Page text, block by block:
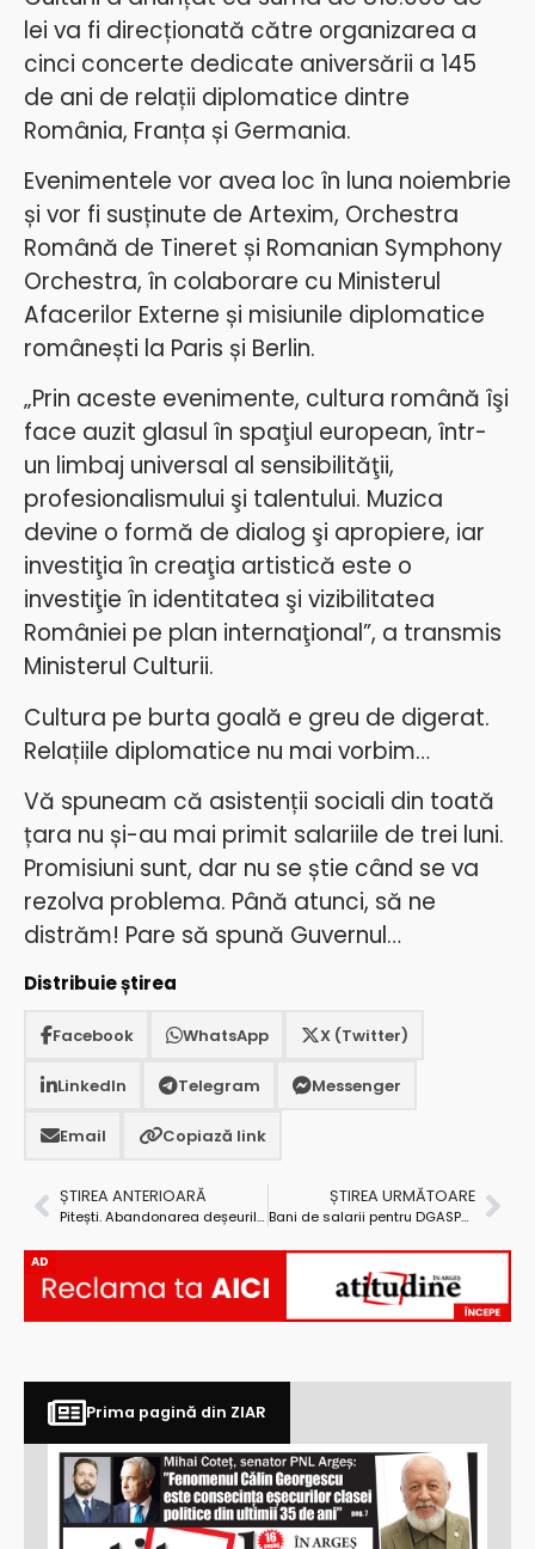
lei va fi direcționată către organizarea a
cinci concerte dedicate aniversării a 145
de ani de relații diplomatice dintre
România, Franța și Germania.
Evenimentele vor avea loc în luna noiembrie
și vor fi susținute de Artexim, Orchestra
Română de Tineret și Romanian Symphony
Orchestra, în colaborare cu Ministerul
Afacerilor Externe și misiunile diplomatice
românești la Paris și Berlin.
„Prin aceste evenimente, cultura română îşi
face auzit glasul în spaţiul european, într-
un limbaj universal al sensibilităţii,
profesionalismului şi talentului. Muzica
devine o formă de dialog şi apropiere, iar
investiţia în creaţia artistică este o
investiţie în identitatea şi vizibilitatea
României pe plan internaţional”, a transmis
Ministerul Culturii.
Cultura pe burta goală e greu de digerat.
Relațiile diplomatice nu mai vorbim…
Vă spuneam că asistenții sociali din toată
țara nu și-au mai primit salariile de trei luni.
Promisiuni sunt, dar nu se știe când se va
rezolva problema. Până atunci, să ne
distrăm! Pare să spună Guvernul…
Distribuie știrea
Facebook WhatsApp X (Twitter)
LinkedIn Telegram Messenger
Email Copiază link
ȘTIREA ANTERIOARĂ
Pitești. Abandonarea deșeurilor provenite din construcții și demolări se sancționează!
ȘTIREA URMĂTOARE
Bani de salarii pentru DGASPC din fondul de rezervă al Guvernului?
AD
Prima pagină din ZIAR